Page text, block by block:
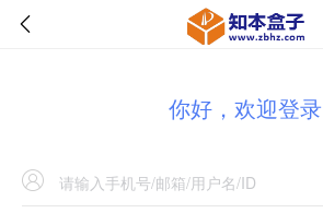
你好，欢迎登录